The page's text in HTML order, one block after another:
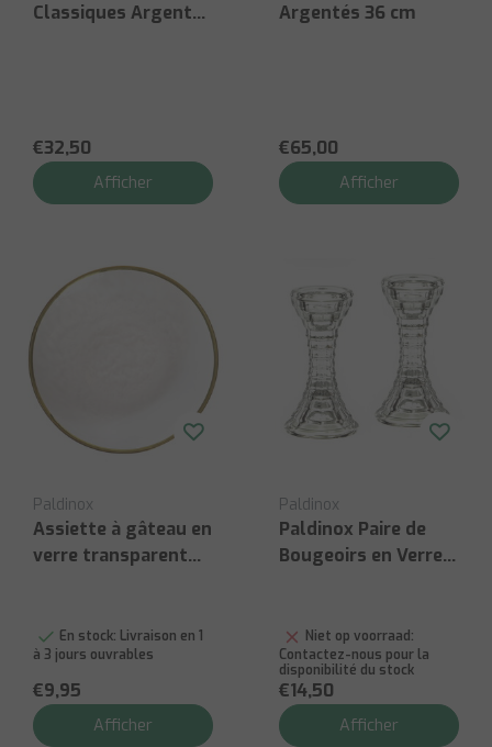
Classiques Argentés
€32,50
Afficher
Argentés 36 cm
€65,00
Afficher
Paldinox
Assiette à gâteau en
verre transparent
En stock: Livraison en 1
à 3 jours ouvrables
€9,95
Afficher
Paldinox
Paldinox Paire de
Bougeoirs en Verre
Niet op voorraad:
Contactez-nous pour la
disponibilité du stock
€14,50
Afficher